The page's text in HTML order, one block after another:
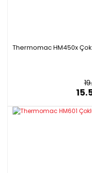
Thermomac HM450x